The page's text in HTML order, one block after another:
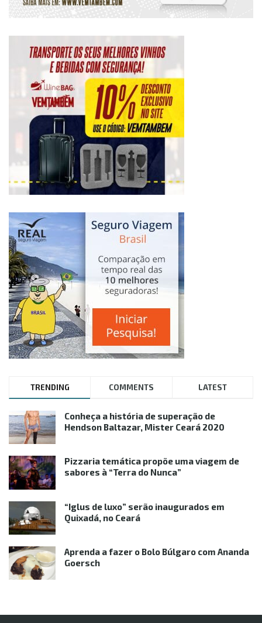
TRENDING COMMENTS LATEST
Conheça a história de superação de
Hendson Baltazar, Mister Ceará 2020
Pizzaria temática propõe uma viagem de
sabores à “Terra do Nunca”
“Iglus de luxo” serão inaugurados em
Quixadá, no Ceará
Aprenda a fazer o Bolo Búlgaro com Ananda
Goersch